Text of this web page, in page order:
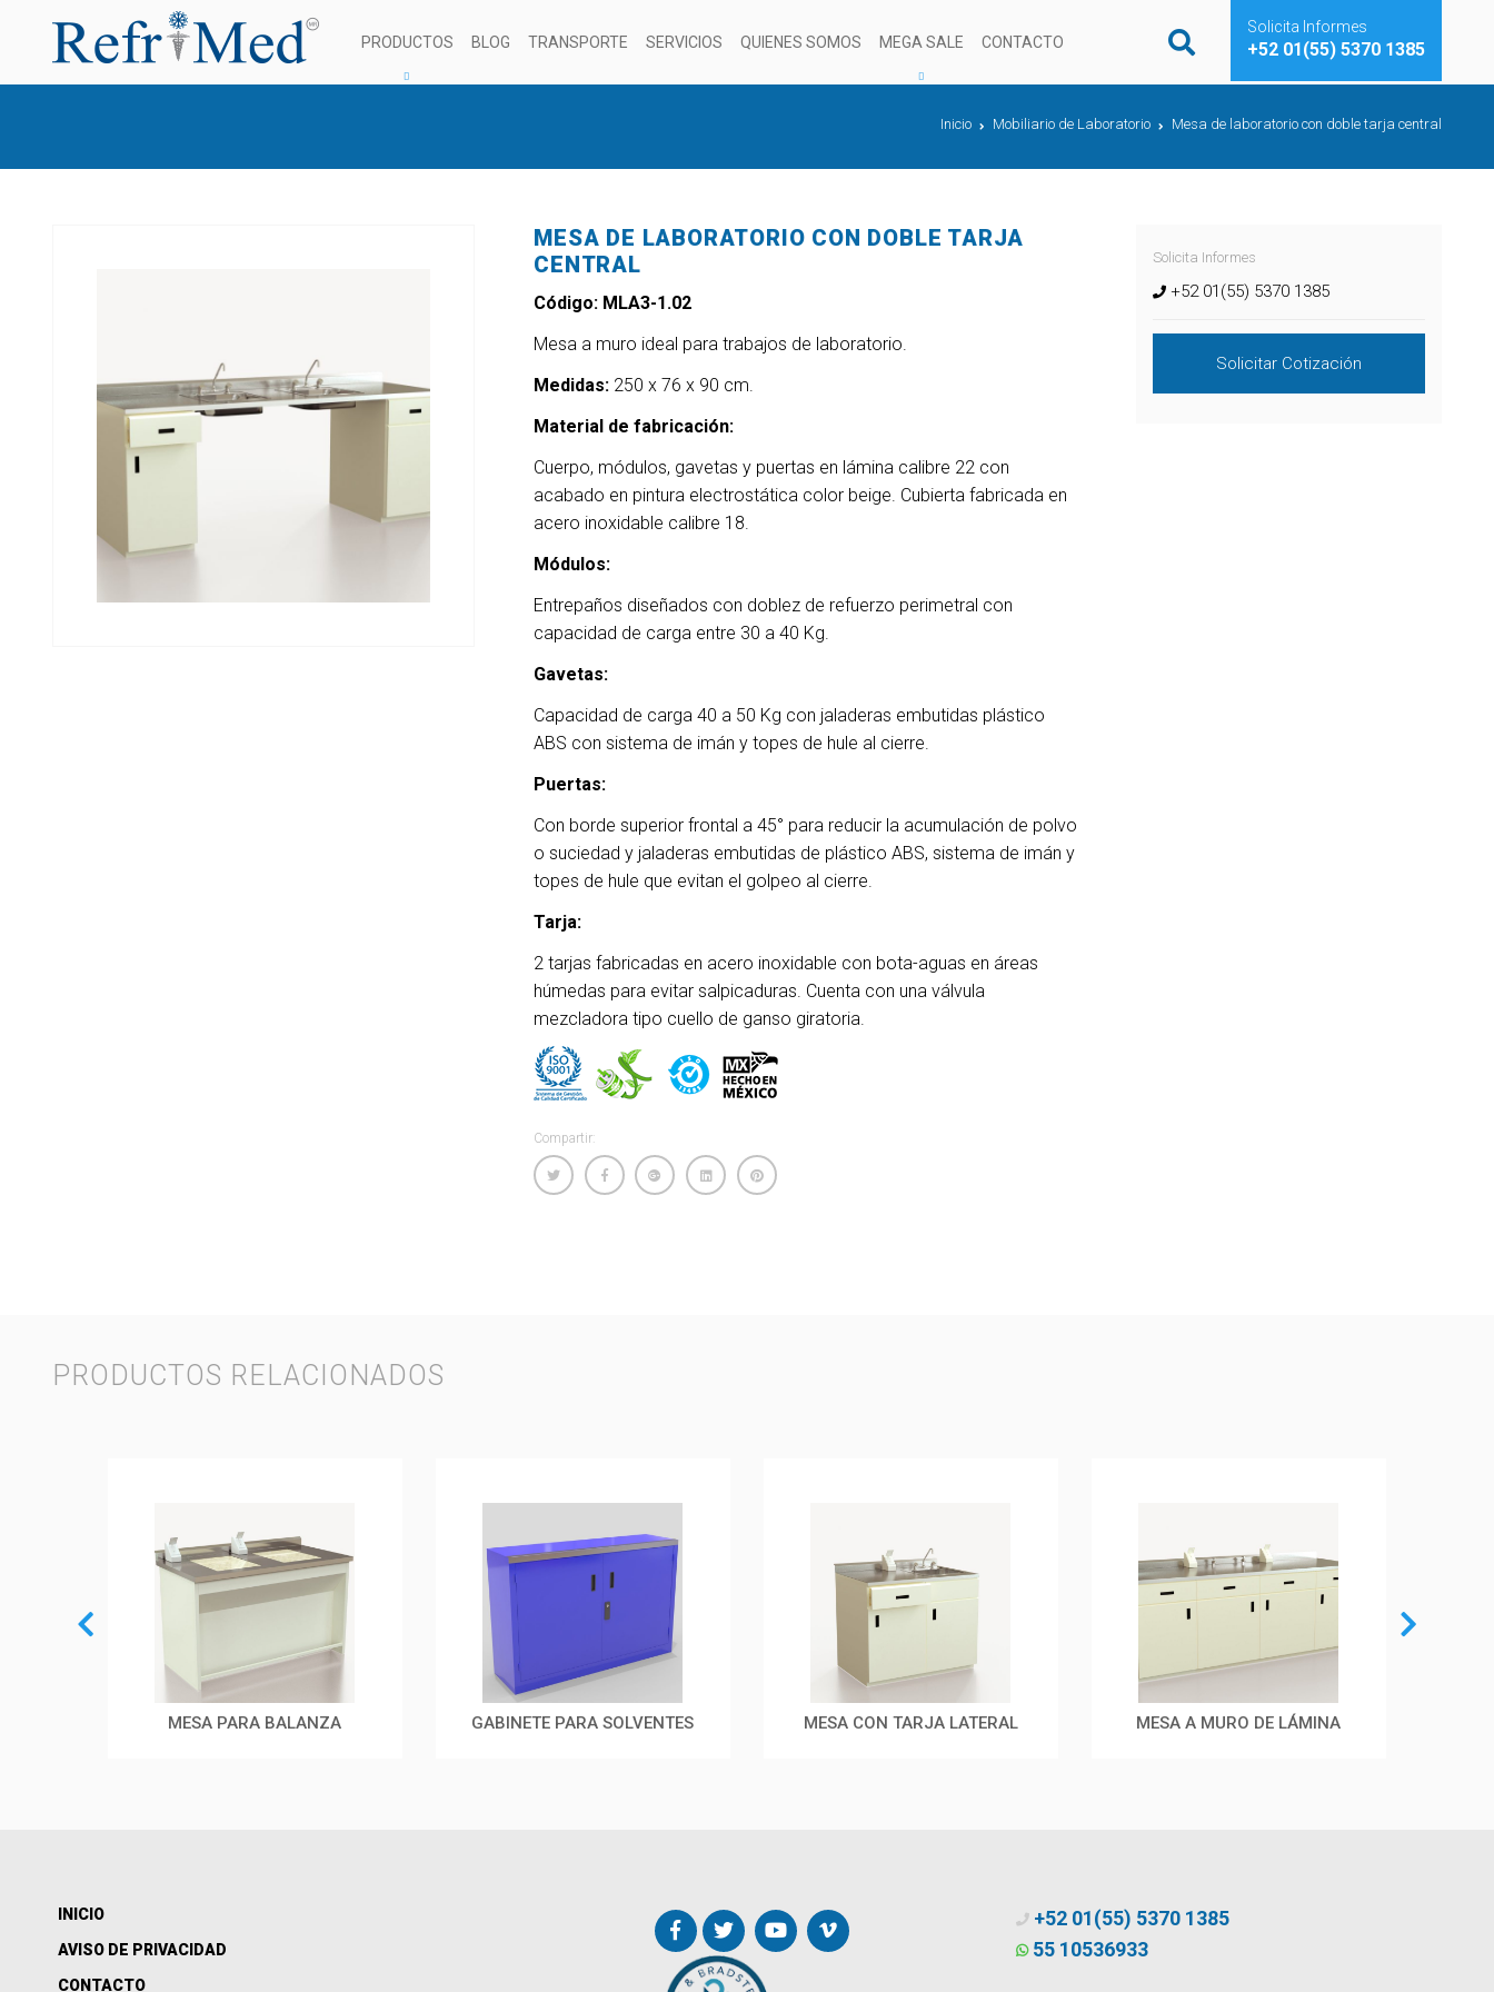
PRODUCTOS BLOG TRANSPORTE SERVICIOS QUIENES SOMOS MEGA SALE CONTACTO
Solicita Informes
+52 01(55) 5370 1385
Inicio Mobiliario de Laboratorio Mesa de laboratorio con doble tarja central
MESA DE LABORATORIO CON DOBLE TARJA
CENTRAL
Código: MLA3-1.02
Mesa a muro ideal para trabajos de laboratorio.
Medidas: 250 x 76 x 90 cm.
Material de fabricación:
Cuerpo, módulos, gavetas y puertas en lámina calibre 22 con
acabado en pintura electrostática color beige. Cubierta fabricada en
acero inoxidable calibre 18.
Módulos:
Entrepaños diseñados con doblez de refuerzo perimetral con
capacidad de carga entre 30 a 40 Kg.
Gavetas:
Capacidad de carga 40 a 50 Kg con jaladeras embutidas plástico
ABS con sistema de imán y topes de hule al cierre.
Puertas:
Con borde superior frontal a 45° para reducir la acumulación de polvo
o suciedad y jaladeras embutidas de plástico ABS, sistema de imán y
topes de hule que evitan el golpeo al cierre.
Tarja:
2 tarjas fabricadas en acero inoxidable con bota-aguas en áreas
húmedas para evitar salpicaduras. Cuenta con una válvula
mezcladora tipo cuello de ganso giratoria.
Compartir:
Solicita Informes
+52 01(55) 5370 1385
Solicitar Cotización
PRODUCTOS RELACIONADOS
MESA PARA BALANZA GABINETE PARA SOLVENTES MESA CON TARJA LATERAL MESA A MURO DE LÁMINA
INICIO
AVISO DE PRIVACIDAD
CONTACTO
+52 01(55) 5370 1385
55 10536933